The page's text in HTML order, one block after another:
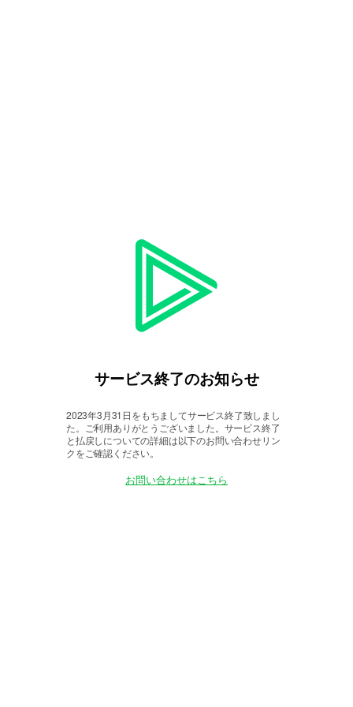
サービス終了のお知らせ
2023年3月31日をもちましてサービス終了致しまし
た。
ご利用ありがとうございました。サービス終了
と払戻しについての詳細は以下のお問い合わせリン
クをご確認ください。
お問い合わせはこちら